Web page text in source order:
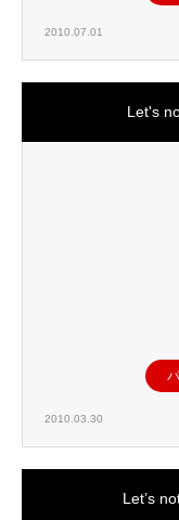
2010.07.01
Let's
2010.03.30
Let’s